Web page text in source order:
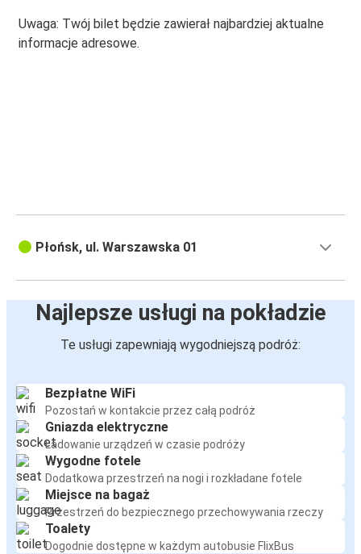
Uwaga: Twój bilet będzie zawierał najbardziej aktualne
informacje adresowe.
Płońsk, ul. Warszawska 01
Najlepsze usługi na pokładzie
Te usługi zapewniają wygodniejszą podróż:
Bezpłatne WiFi
Pozostań w kontakcie przez całą podróż
Gniazda elektryczne
Ładowanie urządzeń w czasie podróży
Wygodne fotele
Dodatkowa przestrzeń na nogi i rozkładane fotele
Miejsce na bagaż
Przestrzeń do bezpiecznego przechowywania rzeczy
Toalety
Dogodnie dostępne w każdym autobusie FlixBus